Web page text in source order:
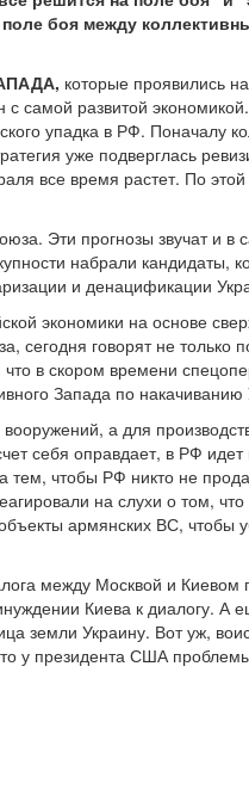
боя между
которые проявились
самой развитой
упадка в РФ. Поначалу
уже подверглась
все время растет. По
Эти прогнозы звучат и
набрали
и денацификации
экономики на основе
сегодня говорят не только
в скором времени
Запада по
а для
себя оправдает, в РФ
тем, чтобы РФ никто не
на слухи о том,
армянских ВС, чтобы
между Москвой и Киевом
Киева к диалогу. А
земли Украину. Вот уж,
у президента США проблемы